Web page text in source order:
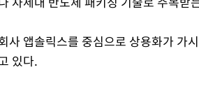
사 앱솔릭스를 중심으로 상용화가 가
있다.